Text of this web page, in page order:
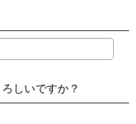
しいですか？